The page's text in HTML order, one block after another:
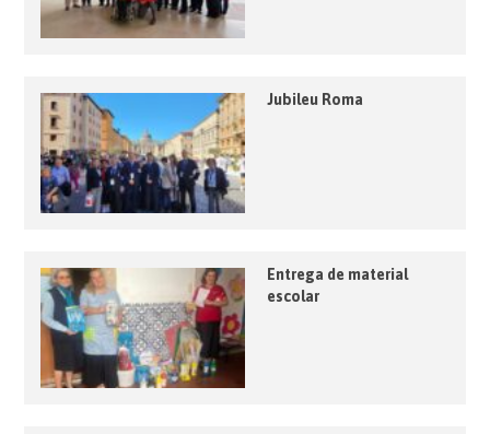
Jubileu Roma
Entrega de material
escolar